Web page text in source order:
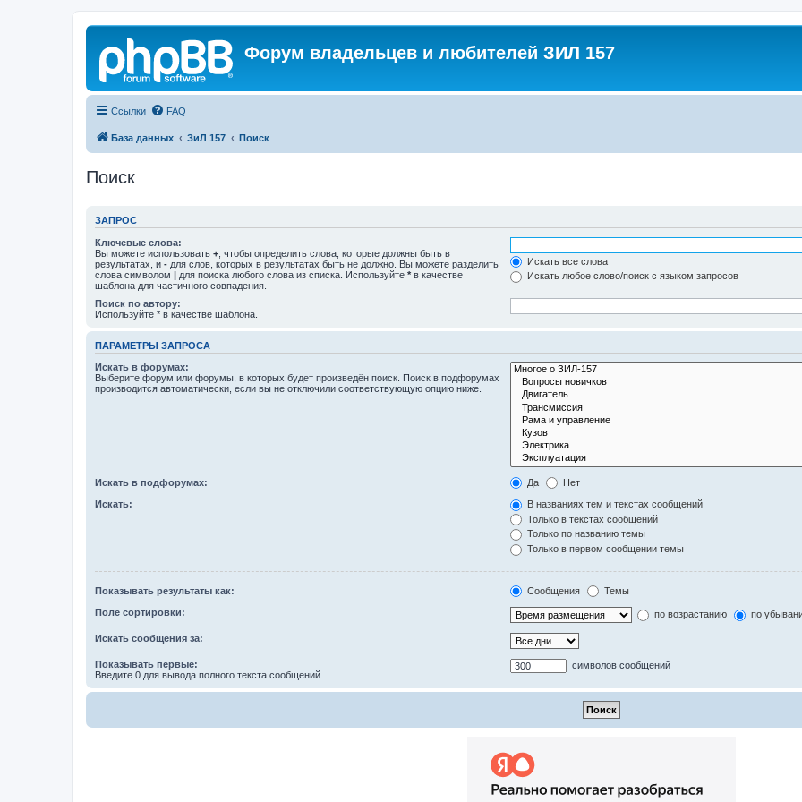
Форум владельцев и любителей ЗИЛ 157
Ссылки FAQ
База данных ЗиЛ 157 Поиск
Поиск
ЗАПРОС
Ключевые слова:
Вы можете использовать + , чтобы определить слова, которые должны быть в
результатах, и - для слов, которых в результатах быть не должно. Вы можете разделить
слова символом | для поиска любого слова из списка. Используйте * в качестве
шаблона для частичного совпадения.
Искать все слова
Искать любое слово/поиск с языком запросов
Поиск по автору:
Используйте * в качестве шаблона.
ПАРАМЕТРЫ ЗАПРОСА
Искать в форумах:
Выберите форум или форумы, в которых будет произведён поиск. Поиск в подфорумах
производится автоматически, если вы не отключили соответствующую опцию ниже.
Искать в подфорумах: Да Нет
Искать:
В названиях тем и текстах сообщений
Только в текстах сообщений
Только по названию темы
Только в первом сообщении темы
Показывать результаты как: Сообщения Темы
Поле сортировки: по возрастанию по
Искать сообщения за:
Показывать первые:
Введите 0 для вывода полного текста сообщений.
символов сообщений